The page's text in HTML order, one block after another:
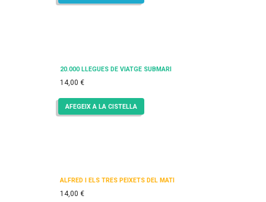
20.000 LLEGÜES DE VIATGE SUBMARÍ
14,00 €
AFEGEIX A LA CISTELLA
ALFRED I ELS TRES PEIXETS DEL MATÍ
14,00 €